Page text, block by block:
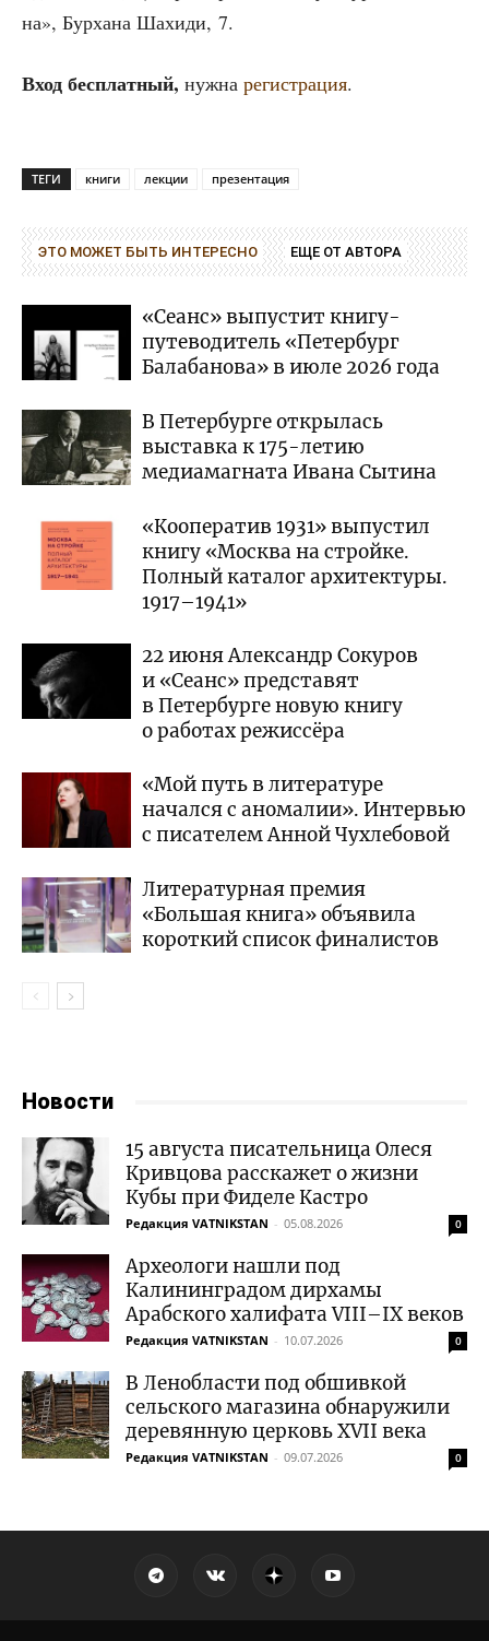
на», Бур­ха­на Шахи­ди, 7.
Вход бес­плат­ный, нуж­на реги­стра­ция.
ТЕГИ книги лекции презентация
ЭТО МОЖЕТ БЫТЬ ИНТЕРЕСНО ЕЩЕ ОТ АВТОРА
«Сеанс» выпустит книгу-
путеводитель «Петербург
Балабанова» в июле 2026 года
В Петербурге открылась
выставка к 175-летию
медиамагната Ивана Сытина
«Кооператив 1931» выпустил
книгу «Москва на стройке.
Полный каталог архитектуры.
1917–1941»
22 июня Александр Сокуров
и «Сеанс» представят
в Петербурге новую книгу
о работах режиссёра
«Мой путь в литературе
начался с аномалии». Интервью
с писателем Анной Чухлебовой
Литературная премия
«Большая книга» объявила
короткий список финалистов
Новости
15 августа писательница Олеся
Кривцова расскажет о жизни
Кубы при Фиделе Кастро
Редакция VATNIKSTAN - 05.08.2026 0
Археологи нашли под
Калининградом дирхамы
Арабского халифата VIII–IX веков
Редакция VATNIKSTAN - 10.07.2026 0
В Ленобласти под обшивкой
сельского магазина обнаружили
деревянную церковь XVII века
Редакция VATNIKSTAN - 09.07.2026 0